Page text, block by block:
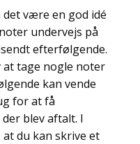
være en god idé
undervejs på
efterfølgende.
at tage nogle noter
kan vende
for at få
blev aftalt. I
du kan skrive et